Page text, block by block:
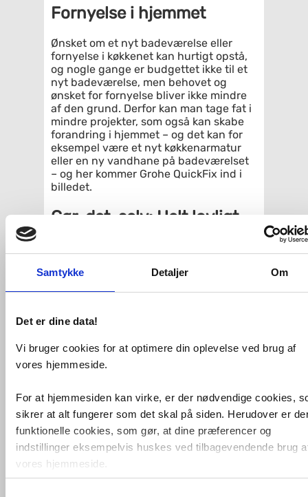
Samtykke Detaljer Om
Det er dine data!
Vi bruger cookies for at optimere din oplevelse ved brug af
vores hjemmeside.
For at hjemmesiden kan virke, er der nødvendige cookies,
sikrer at alt fungerer som det skal på siden. Herudover er
funktionelle cookies, som gør, at dine præferencer og
indstillinger eksempelvis huskes ved tilbagevendende brug
vores hjemmeside.
Fornyelse i hjemmet
Ønsket om et nyt badeværelse eller
fornyelse i køkkenet kan hurtigt opstå,
og nogle gange er budgettet ikke til et
nyt badeværelse, men behovet og
ønsket for fornyelse bliver ikke mindre
af den grund. Derfor kan man tage fat i
mindre projekter, som også kan skabe
forandring i hjemmet – og det kan for
eksempel være et nyt køkkenarmatur
eller en ny vandhane på badeværelset
– og her kommer Grohe QuickFix ind i
billedet.
Gør-det-selv: Helt lovligt
Grohe har skabt en serie af gør-det-
selv-produkter – også kaldet Grohe
Start – som giver alle mulighed for selv
brusesystem eller
har prøvet det før eller ej. Grohe Start er
produkter til gode priser, moderne
funktioner og med det helt særlige
Med Grohe QuickFix-konceptet får du
alt til dit gør-det-selv projekt:
Grohe QuickTool
Grohe QuickGuide